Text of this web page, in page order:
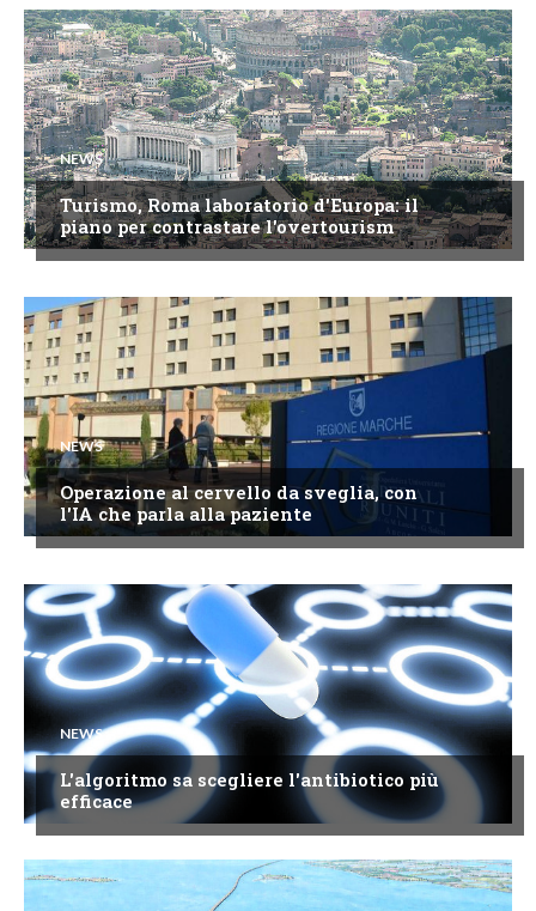
NEWS
Turismo, Roma laboratorio d'Europa: il
piano per contrastare l'overtourism
NEWS
Operazione al cervello da sveglia, con
l'IA che parla alla paziente
NEWS
L'algoritmo sa scegliere l'antibiotico più
efficace